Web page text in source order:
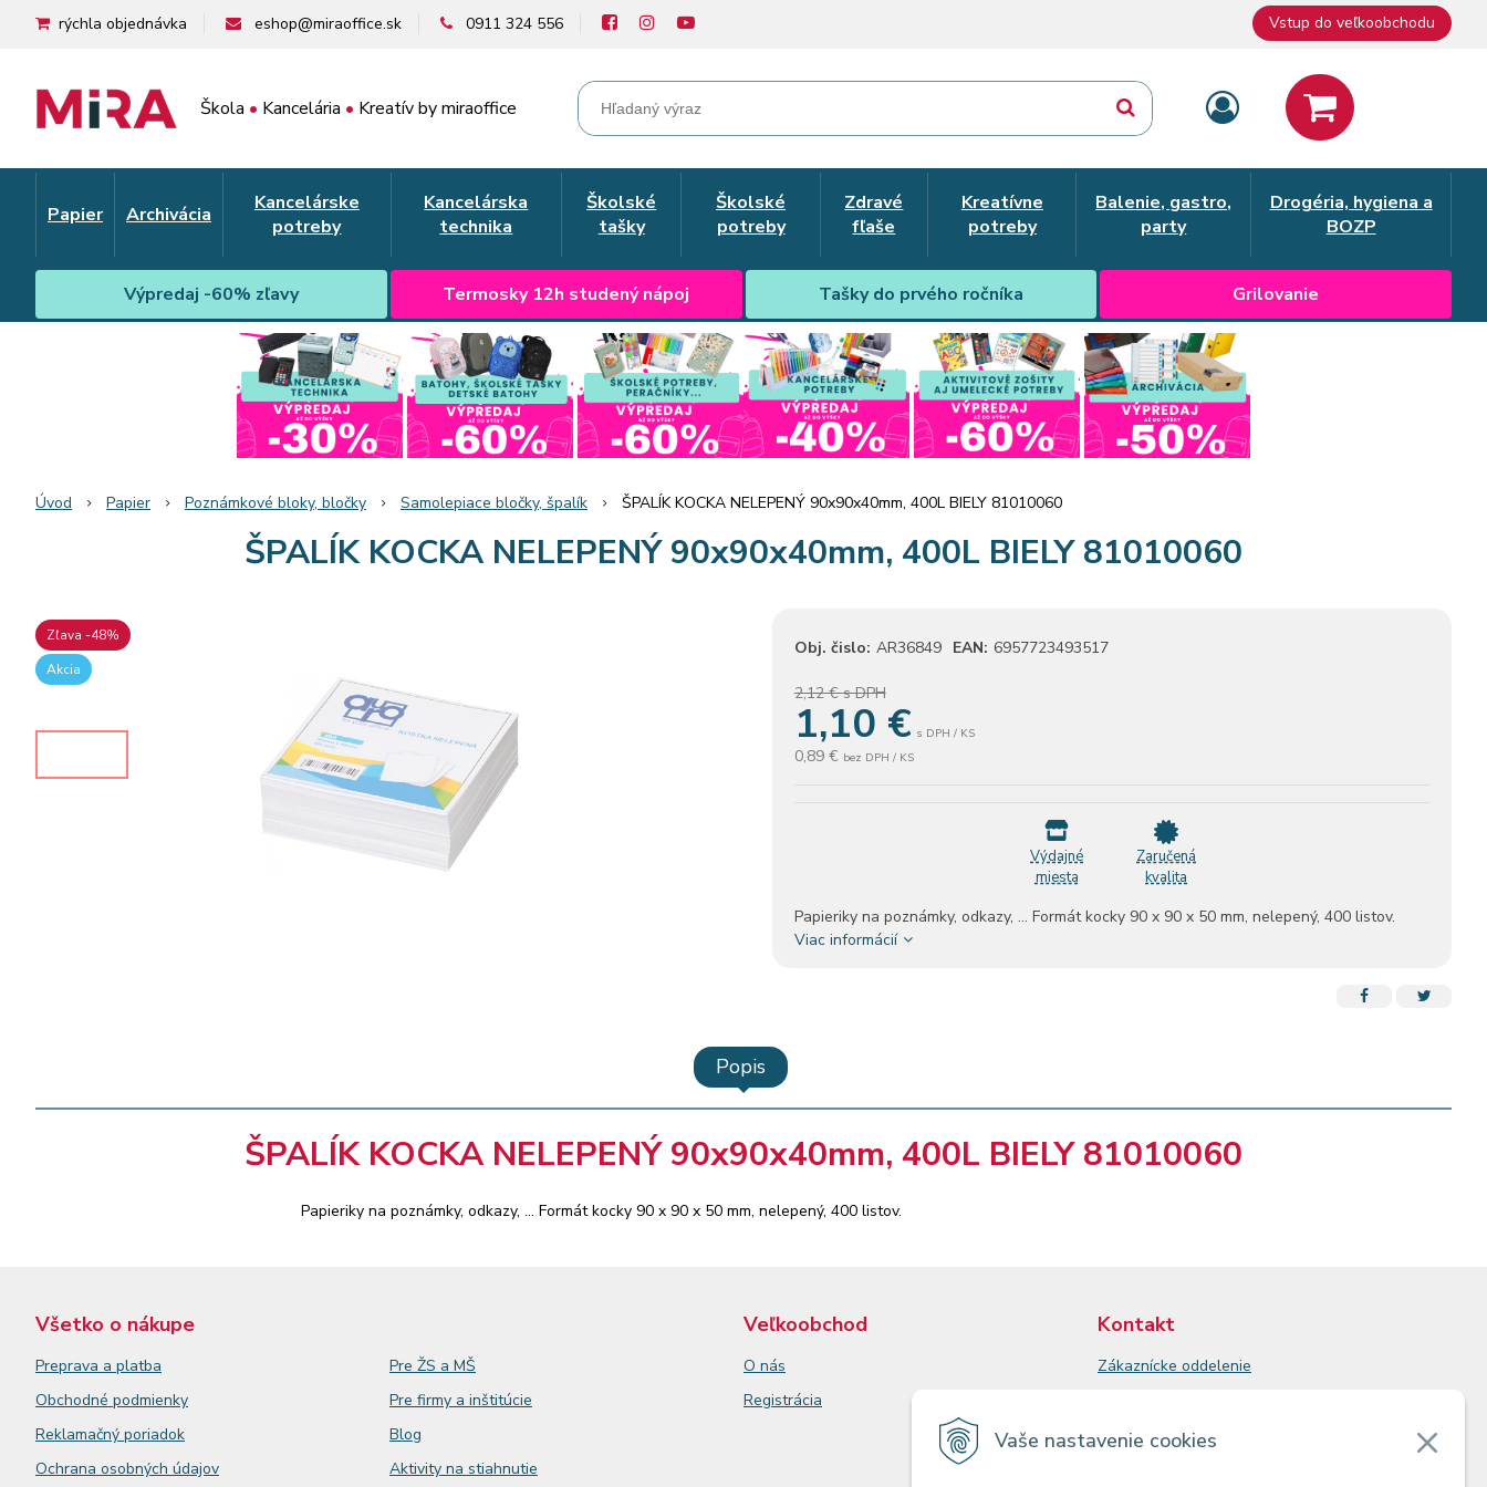
Vaše nastavenie cookies
Škola • Kancelária • Kreatív by miraoffice
rýchla objednávka eshop@miraoffice.sk 0911 324 556 Vstup do veľkoobchodu
Papier Archivácia
Kancelárske
potreby
Kancelárska
technika
Školské
tašky
Školské
potreby
Zdravé
fľaše
Kreatívne
potreby
Balenie, gastro,
party
Drogéria, hygiena a
BOZP
Výpredaj -60% zľavy Termosky 12h studený nápoj Tašky do prvého ročníka Grilovanie
Úvod Papier Poznámkové bloky, bločky Samolepiace bločky, špalík ŠPALÍK KOCKA NELEPENÝ 90x90x40mm, 400L BIELY 81010060
ŠPALÍK KOCKA NELEPENÝ 90x90x40mm, 400L BIELY 81010060
Zľava -48%
Akcia
Obj. čislo: AR36849 EAN: 6957723493517
2,12 €s DPH
1,10 € s DPH / KS
0,89 € bez DPH / KS
Výdajné
miesta
Zaručená
kvalita
Papieriky na poznámky, odkazy, ... Formát kocky 90 x 90 x 50 mm, nelepený, 400 listov.
Viac informácií
Popis
ŠPALÍK KOCKA NELEPENÝ 90x90x40mm, 400L BIELY 81010060
Papieriky na poznámky, odkazy, ... Formát kocky 90 x 90 x 50 mm, nelepený, 400 listov.
Všetko o nákupe
Preprava a platba
Obchodné podmienky
Reklamačný poriadok
Ochrana osobných údajov
Pre ŽS a MŠ
Pre firmy a inštitúcie
Blog
Aktivity na stiahnutie
Veľkoobchod
O nás
Registrácia
Kontakt
Zákaznícke oddelenie
Odberné miesta